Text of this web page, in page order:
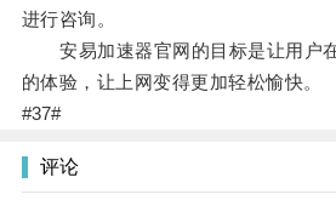
进行咨询。
安易加速器官网的目标是让用户
的体验，让上网变得更加轻松愉快。
#37#
评论